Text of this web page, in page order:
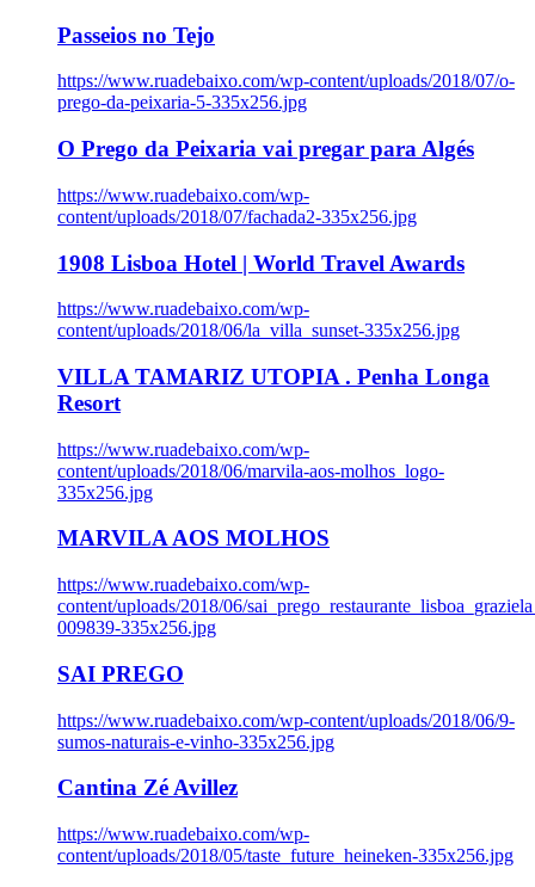
Passeios no Tejo
https://www.ruadebaixo.com/wp-content/uploads/2018/07/o-
prego-da-peixaria-5-335x256.jpg
O Prego da Peixaria vai pregar para Algés
https://www.ruadebaixo.com/wp-
content/uploads/2018/07/fachada2-335x256.jpg
1908 Lisboa Hotel | World Travel Awards
https://www.ruadebaixo.com/wp-
content/uploads/2018/06/la_villa_sunset-335x256.jpg
VILLA TAMARIZ UTOPIA . Penha Longa
Resort
https://www.ruadebaixo.com/wp-
content/uploads/2018/06/marvila-aos-molhos_logo-
335x256.jpg
MARVILA AOS MOLHOS
https://www.ruadebaixo.com/wp-
content/uploads/2018/06/
009839-335x256.jpg
SAI PREGO
https://www.ruadebaixo.com/wp-content/uploads/2018/06/9-
sumos-naturais-e-vinho-335x256.jpg
Cantina Zé Avillez
https://www.ruadebaixo.com/wp-
content/uploads/2018/05/taste_future_heineken-335x256.jpg